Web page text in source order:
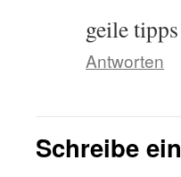
geile
Antworten
Schreibe